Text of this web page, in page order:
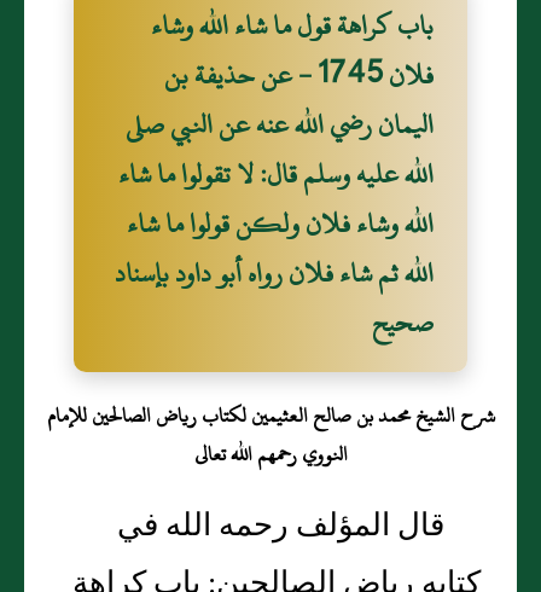
باب كراهة قول ما شاء الله وشاء
فلان 1745 - عن حذيفة بن
اليمان رضي الله عنه عن النبي صلى
الله عليه وسلم قال: لا تقولوا ما شاء
الله وشاء فلان ولكن قولوا ما شاء
الله ثم شاء فلان رواه أبو داود بإسناد
صحيح
شرح الشيخ محمد بن صالح العثيمين لكتاب رياض الصالحين للإمام
النووي رحمهم الله تعالى
قال المؤلف رحمه الله في